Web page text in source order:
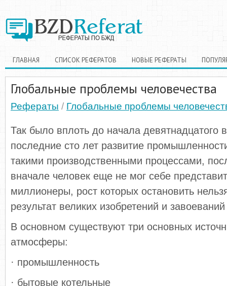
ГЛАВНАЯ СПИСОК РЕФЕРАТОВ НОВЫЕ РЕФЕРАТЫ
Глобальные проблемы человечества
Рефераты / Глобальные проблемы
Так было вплоть до начала девятнадцатого
последние сто лет развитие
такими производственными процессами,
вначале человек еще не мог себе
миллионеры, рост которых остановить
результат великих изобретений и
В основном существуют три основных
атмосферы:
· промышленность
· бытовые котельные